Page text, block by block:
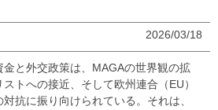
2026/03/18
と外交政策は、MAGAの世界観の拡
トへの接近、そして欧州連合（EU）
抗に振り向けられている。それは、